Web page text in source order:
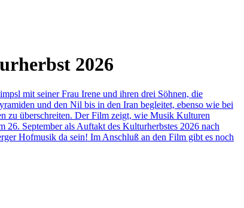
2026
mit seiner Frau Irene und ihren drei Söhnen, die
und den Nil bis in den Iran begleitet, ebenso wie bei
zu überschreiten. Der Film zeigt, wie Musik Kulturen
September als Auftakt des Kulturherbstes 2026 nach
Hofmusik da sein! Im Anschluß an den Film gibt es noch